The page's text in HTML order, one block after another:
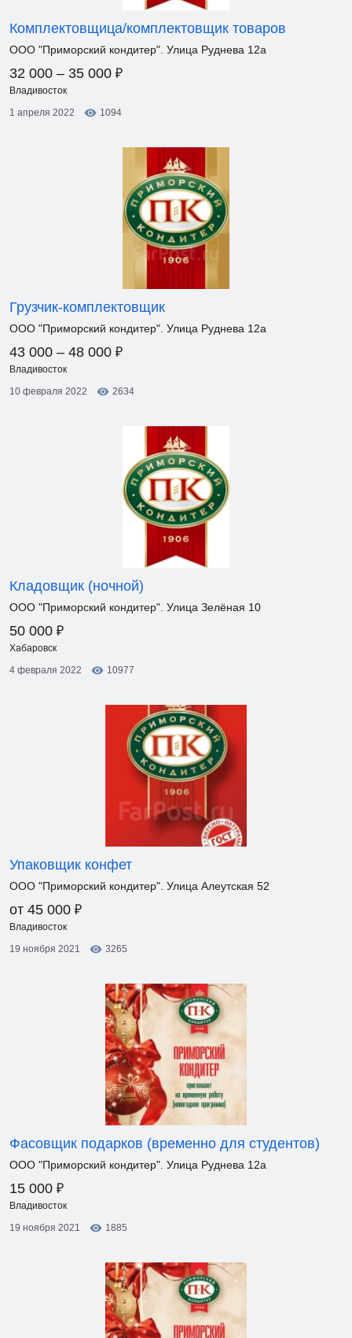
Комплектовщица/комплектовщик товаров
ООО "Приморский кондитер". Улица Руднева 12а
32 000 – 35 000 ₽
Владивосток
1 апреля 2022
1094
Грузчик-комплектовщик
ООО "Приморский кондитер". Улица Руднева 12а
43 000 – 48 000 ₽
Владивосток
10 февраля 2022
2634
Кладовщик (ночной)
ООО "Приморский кондитер". Улица Зелёная 10
50 000 ₽
Хабаровск
4 февраля 2022
10977
Упаковщик конфет
ООО "Приморский кондитер". Улица Алеутская 52
от 45 000 ₽
Владивосток
19 ноября 2021
3265
Фасовщик подарков (временно для студентов)
ООО "Приморский кондитер". Улица Руднева 12а
15 000 ₽
Владивосток
19 ноября 2021
1885